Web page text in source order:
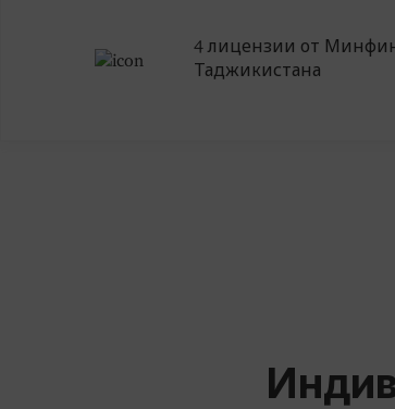
4 лицензии от
Таджикистана